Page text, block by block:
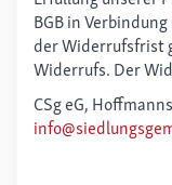
BGB in
der Widerrufsfrist
Widerrufs. Der
CSg eG,